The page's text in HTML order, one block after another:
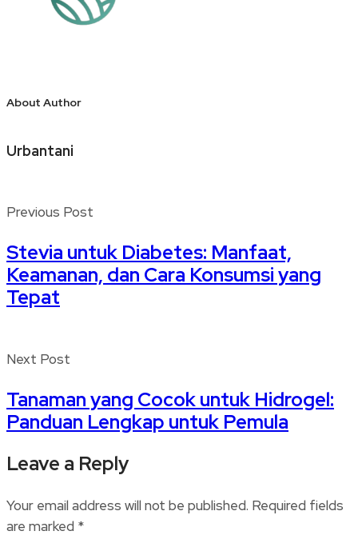
About Author
Urbantani
Previous Post
Stevia untuk Diabetes: Manfaat,
Keamanan, dan Cara Konsumsi yang
Tepat
Next Post
Tanaman yang Cocok untuk Hidrogel:
Panduan Lengkap untuk Pemula
Leave a Reply
Your email address will not be published. Required fields
are marked *